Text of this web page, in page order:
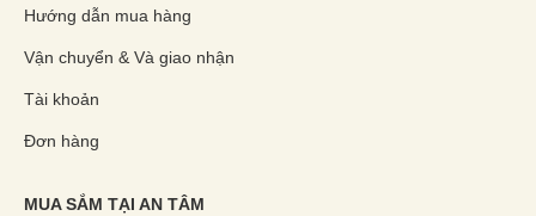
Hướng dẫn mua hàng
Vận chuyển & Và giao nhận
Tài khoản
Đơn hàng
MUA SẮM TẠI AN TÂM